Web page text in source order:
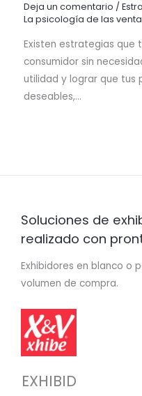
Deja un comentario /
La psicología de las
Existen estrategias que
consumidor sin
utilidad y lograr que tus
deseables,…
Soluciones de
realizado con
Exhibidores en blanco o
volumen de compra.
EXHIBID